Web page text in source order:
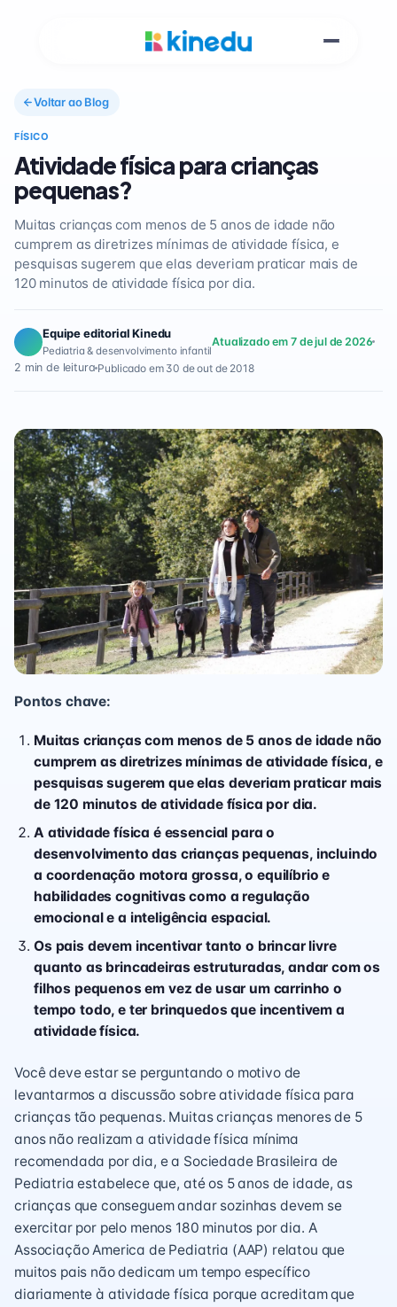
Voltar ao Blog
FÍSICO
Atividade física para crianças
pequenas?
Muitas crianças com menos de 5 anos de idade não
cumprem as diretrizes mínimas de atividade física, e
pesquisas sugerem que elas deveriam praticar mais de
120 minutos de atividade física por dia.
Equipe editorial Kinedu
Pediatria & desenvolvimento infantil
Atualizado em 7 de jul de 2026
2 min de leitura Publicado em 30 de out de 2018
Pontos chave:
Muitas crianças com menos de 5 anos de idade não
cumprem as diretrizes mínimas de atividade física, e
pesquisas sugerem que elas deveriam praticar mais
de 120 minutos de atividade física por dia.
A atividade física é essencial para o
desenvolvimento das crianças pequenas, incluindo
a coordenação motora grossa, o equilíbrio e
habilidades cognitivas como a regulação
emocional e a inteligência espacial.
Os pais devem incentivar tanto o brincar livre
quanto as brincadeiras estruturadas, andar com os
filhos pequenos em vez de usar um carrinho o
tempo todo, e ter brinquedos que incentivem a
atividade física.
Você deve estar se perguntando o motivo de
levantarmos a discussão sobre atividade física para
crianças tão pequenas. Muitas crianças menores de 5
anos não realizam a atividade física mínima
recomendada por dia, e a Sociedade Brasileira de
Pediatria estabelece que, até os 5 anos de idade, as
crianças que conseguem andar sozinhas devem se
exercitar por pelo menos 180 minutos por dia. A
Associação America de Pediatria (AAP) relatou que
muitos pais não dedicam um tempo específico
diariamente à atividade física porque acreditam que